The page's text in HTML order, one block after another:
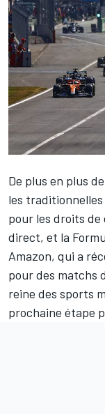
De plus en plus
les
pour les droits
direct, et la
Amazon, qui a
pour des matchs
reine des sports
prochaine étape